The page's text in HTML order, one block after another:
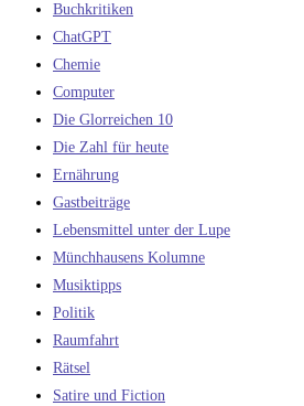
Buchkritiken
ChatGPT
Chemie
Computer
Die Glorreichen 10
Die Zahl für heute
Ernährung
Gastbeiträge
Lebensmittel unter der Lupe
Münchhausens Kolumne
Musiktipps
Politik
Raumfahrt
Rätsel
Satire und Fiction